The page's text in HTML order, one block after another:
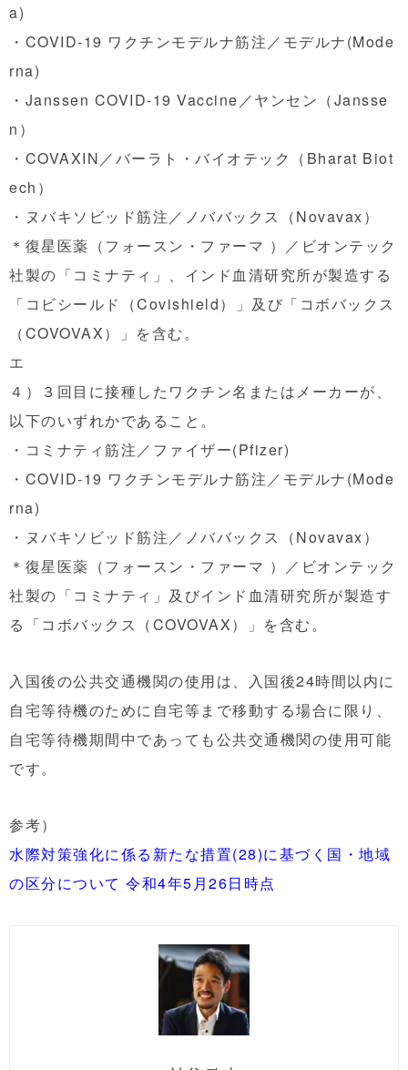
a)
・COVID-19 ワクチンモデルナ筋注／モデルナ(Mode
rna)
・Janssen COVID-19 Vaccine／ヤンセン（Jansse
n）
・COVAXIN／バーラト・バイオテック（Bharat Biot
ech）
・ヌバキソビッド筋注／ノババックス（Novavax）
＊復星医薬（フォースン・ファーマ ）／ビオンテック
社製の「コミナティ」、インド血清研究所が製造する
「コビシールド（Covishield）」及び「 コボバックス
（COVOVAX）」を含む。
エ
４）３回目に接種したワクチン名またはメーカーが、
以下のいずれかであること。
・コミナティ筋注／ファイザー(Pfizer)
・COVID-19 ワクチンモデルナ筋注／モデルナ(Mode
rna)
・ヌバキソビッド筋注／ノババックス（Novavax）
＊復星医薬（フォースン・ファーマ ）／ビオンテック
社製の「コミナティ」及びインド血清研究所が製造す
る「コボバックス（COVOVAX）」を含む。
入国後の公共交通機関の使用は、入国後24時間以内に
自宅等待機のために自宅等まで移動する場合に限り、
自宅等待機期間中であっても公共交通機関の使用可能
です。
参考）
水際対策強化に係る新たな措置(28)に基づく国・地域
の区分について 令和4年5月26日時点